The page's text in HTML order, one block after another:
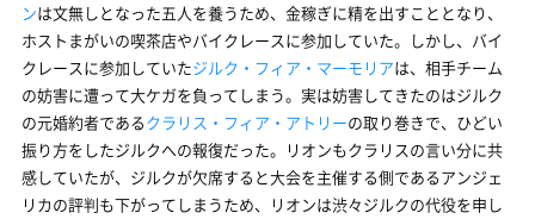
ンは文無しとなった五人を養うため、金稼ぎに精を出すこととなり、
ホストまがいの喫茶店やバイクレースに参加していた。しかし、バイ
クレースに参加していたジルク・フィア・マーモリアは、相手チーム
の妨害に遭って大ケガを負ってしまう。実は妨害してきたのはジルク
の元婚約者であるクラリス・フィア・アトリーの取り巻きで、ひどい
振り方をしたジルクへの報復だった。リオンもクラリスの言い分に共
感していたが、ジルクが欠席すると大会を主催する側であるアンジェ
リカの評判も下がってしまうため、リオンは渋々ジルクの代役を申し